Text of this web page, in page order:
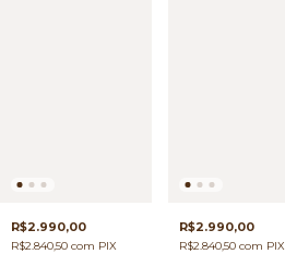
R$2.990,00
R$2.840,50 com PIX
R$2.990,00
R$2.840,50com PIX